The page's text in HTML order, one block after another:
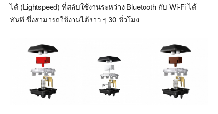
ได้ (Lightspeed) ที่สลับใช้งานระหว่าง Bluetooth กับ Wi-Fi ได้
ทันที ซึ่งสามารถใช้งานได้ราว ๆ 30 ชั่วโมง